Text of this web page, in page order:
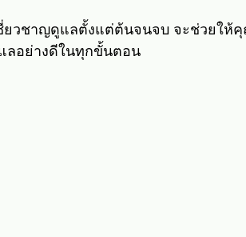
ยวชาญดูแลตั้งแต่ต้นจนจบ จะช่วยใ
ลอย่างดีในทุกขั้นตอน